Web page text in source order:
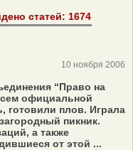
статей: 1674
10 ноября 2006
“Право на
официальной
готовили плов. Играла
пикник.
а также
от этой ...